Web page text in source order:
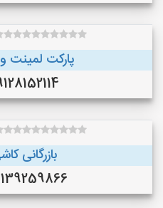
پارکت لمینت
09128152114
بازرگانی
09139259866